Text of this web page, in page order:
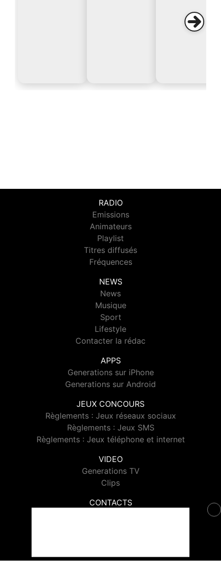
RADIO
Emissions
Animateurs
Playlist
Titres diffusés
Fréquences
NEWS
News
Musique
Sport
Lifestyle
Contacter la rédac
APPS
Generations sur iPhone
Generations sur Android
JEUX CONCOURS
Règlements : Jeux réseaux sociaux
Règlements : Jeux SMS
Règlements : Jeux téléphone et internet
VIDEO
Generations TV
Clips
CONTACTS